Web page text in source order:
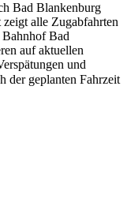
Bad Blankenburg
alle Zugabfahrten
Bahnhof Bad
auf aktuellen
und
der geplanten Fahrzeit